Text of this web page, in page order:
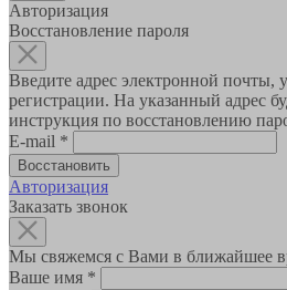
Авторизация
Восстановление пароля
Введите адрес электронной почты,
регистрации. На указанный адрес
инструкция по восстановлению
E-mail *
Авторизация
Заказать звонок
Мы свяжемся с Вами в ближайшее
Ваше имя *